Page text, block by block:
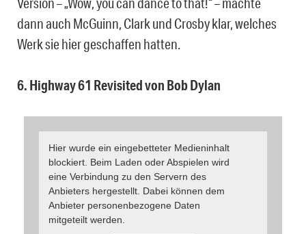
dann auch McGuinn, Clark und Crosby klar, welches
Werk sie hier geschaffen hatten.
6. Highway 61 Revisited von Bob Dylan
Hier wurde ein eingebetteter Medieninhalt
blockiert. Beim Laden oder Abspielen wird
eine Verbindung zu den Servern des
Anbieters hergestellt. Dabei können dem
Anbieter personenbezogene Daten
mitgeteilt werden.